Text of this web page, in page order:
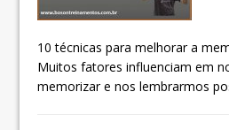
10 técnicas para melhorar a
Muitos fatores influenciam em
memorizar e nos lembrarmos